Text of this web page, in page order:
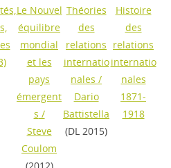
Le Nouvel
équilibre
mondial
et les
pays
émergent
s /
Steve
Coulom
Théories
des
relations
internatio
nales /
Dario
Battistella
(DL 2015)
Histoire
des
relations
internatio
nales
1871-
1918